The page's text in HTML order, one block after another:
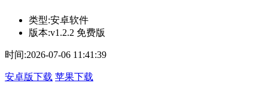
类型:安卓软件
版本:v1.2.2 免费版
时间:2026-07-06 11:41:39
安卓版下载 苹果下载